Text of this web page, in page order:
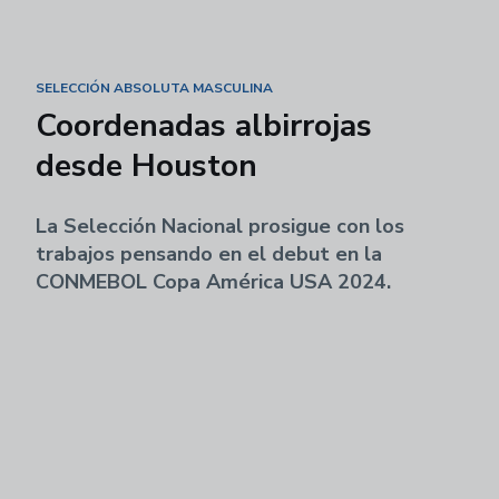
SELECCIÓN ABSOLUTA MASCULINA
Coordenadas albirrojas
desde Houston
La Selección Nacional prosigue con los
trabajos pensando en el debut en la
CONMEBOL Copa América USA 2024.